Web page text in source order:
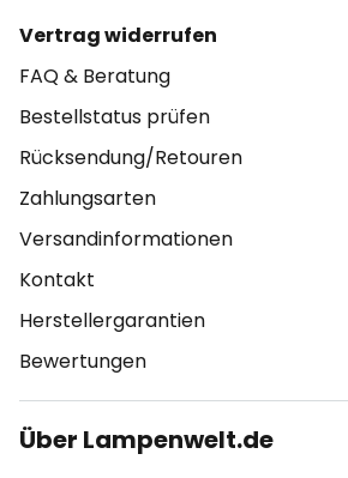
Vertrag widerrufen
FAQ & Beratung
Bestellstatus prüfen
Rücksendung/Retouren
Zahlungsarten
Versandinformationen
Kontakt
Herstellergarantien
Bewertungen
Über Lampenwelt.de